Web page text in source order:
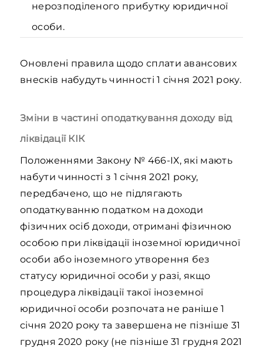
нерозподіленого прибутку юридичної
особи.
Оновлені правила щодо сплати авансових
внесків набудуть чинності 1 січня 2021 року.
Зміни в частині оподаткування доходу від
ліквідації КІК
Положеннями Закону № 466-ІХ, які мають
набути чинності з 1 січня 2021 року,
передбачено, що не підлягають
оподаткуванню податком на доходи
фізичних осіб доходи, отримані фізичною
особою при ліквідації іноземної юридичної
особи або іноземного утворення без
статусу юридичної особи у разі, якщо
процедура ліквідації такої іноземної
юридичної особи розпочата не раніше 1
січня 2020 року та завершена не пізніше 31
грудня 2020 року (не пізніше 31 грудня 2021